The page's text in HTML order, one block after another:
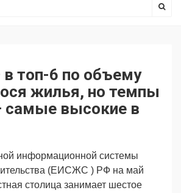
топ-6 по объему
жилья, но темпы
самые высокие в
информационной системы
(ЕИСЖС ) РФ на май
столица занимает шестое